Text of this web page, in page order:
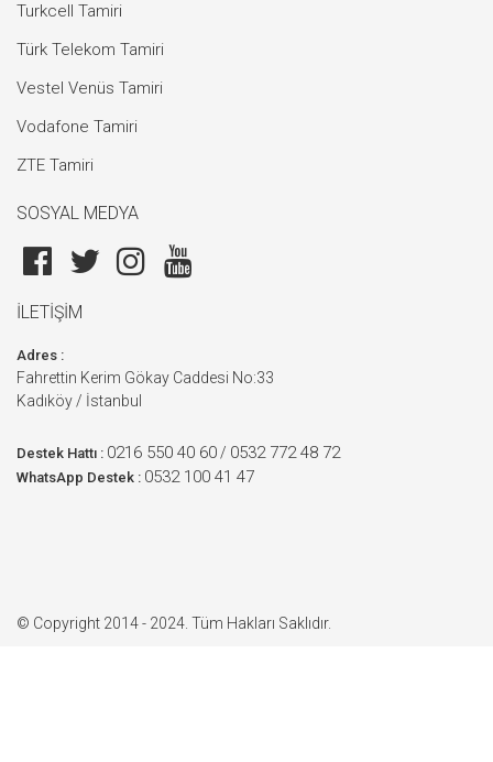
Turkcell Tamiri
Türk Telekom Tamiri
Vestel Venüs Tamiri
Vodafone Tamiri
ZTE Tamiri
SOSYAL MEDYA
İLETİŞİM
Adres :
Fahrettin Kerim Gökay Caddesi No:33
Kadıköy / İstanbul
Destek Hattı : 0216 550 40 60 / 0532 772 48 72
WhatsApp Destek : 0532 100 41 47
© Copyright 2014 - 2024. Tüm Hakları Saklıdır.